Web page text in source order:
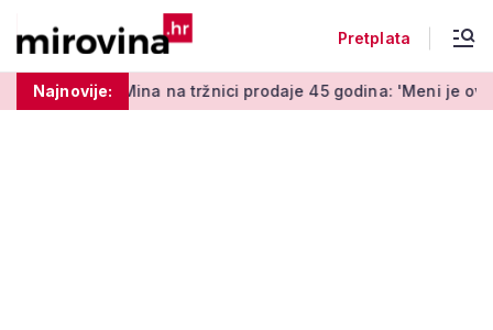
Pretplata
Najnovije:
na tržnici prodaje 45 godina: 'Meni je ovo zabava i